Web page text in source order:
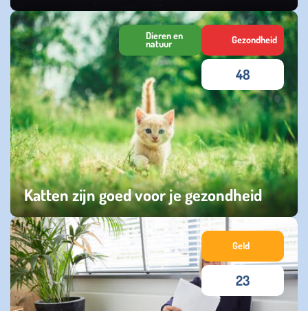
woensdag 31 december 2025
Katten zijn goed voor je gezondheid
zondag 15 juni 2025
Dieren en
natuur Gezondheid
48
Geld
23